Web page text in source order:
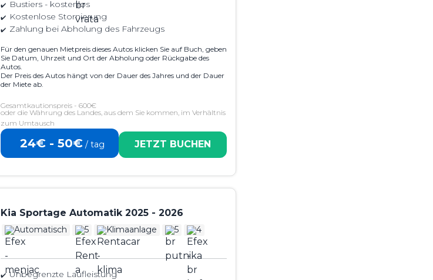
Bustiers - kostenlos
Kostenlose Stornierung
Zahlung bei Abholung des Fahrzeugs
Für den genauen Mietpreis dieses Autos klicken Sie auf Buch, geben
Sie Datum, Uhrzeit und Ort der Abholung oder Rückgabe des
Autos.
Der Preis des Autos hängt von der Dauer des Jahres und der Dauer
der Miete ab.
Gesamtkautionspreis - 600€
oder die Währung des Landes, aus dem Sie kommen, im Verhältnis
zum Umtausch
24€ - 50€ / tag JETZT BUCHEN
Kia Sportage Automatik 2025 - 2026
Automatisch 5 Klimaanlage 5 4
Unbegrenzte Laufleistung